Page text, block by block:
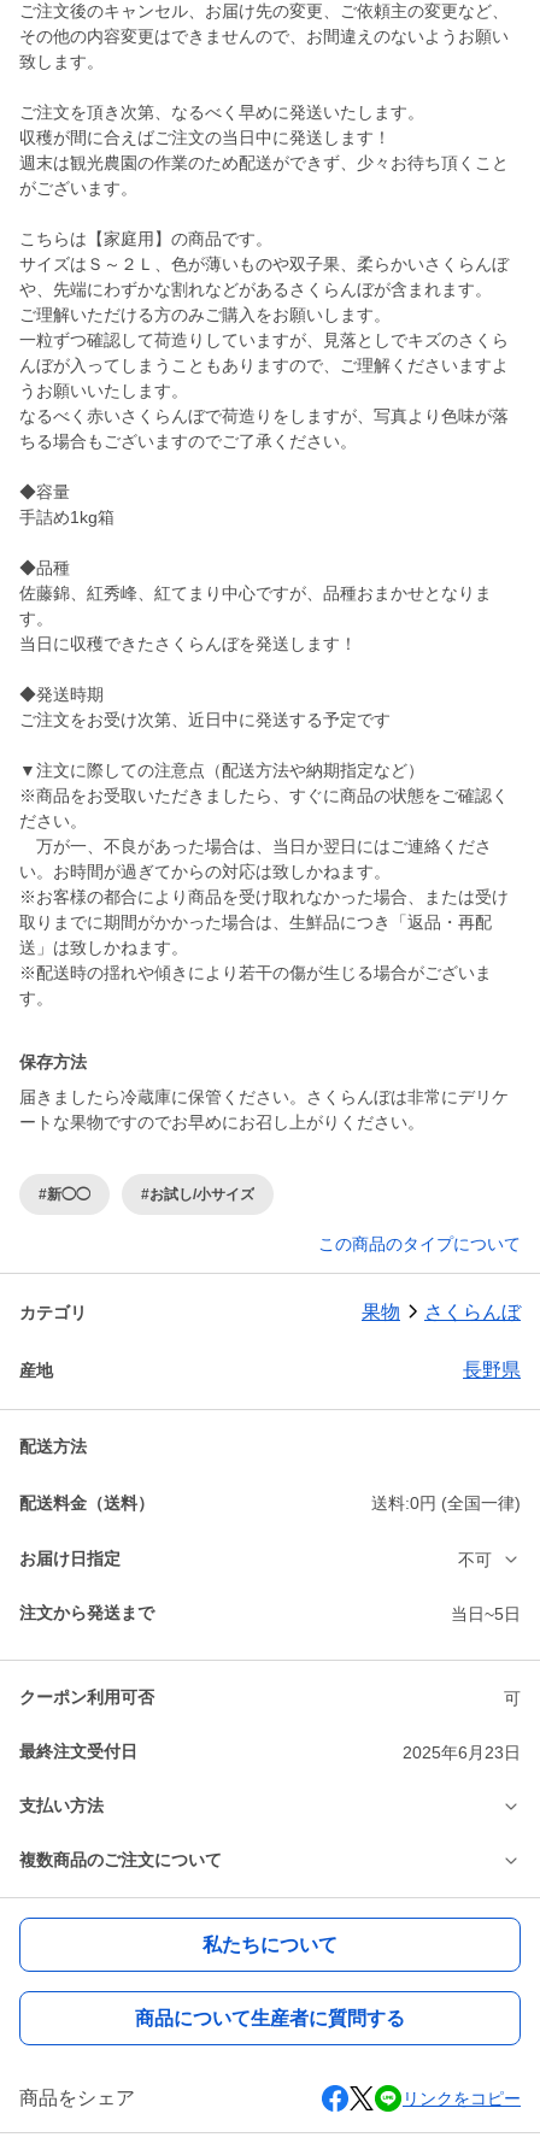
ご注文後のキャンセル、お届け先の変更、ご依頼主の変更など、
その他の内容変更はできませんので、お間違えのないようお願い
致します。
ご注文を頂き次第、なるべく早めに発送いたします。
収穫が間に合えばご注文の当日中に発送します！
週末は観光農園の作業のため配送ができず、少々お待ち頂くこと
がございます。
こちらは【家庭用】の商品です。
サイズはＳ～２Ｌ、色が薄いものや双子果、柔らかいさくらんぼ
や、先端にわずかな割れなどがあるさくらんぼが含まれます。
ご理解いただける方のみご購入をお願いします。
一粒ずつ確認して荷造りしていますが、見落としでキズのさくら
んぼが入ってしまうこともありますので、ご理解くださいますよ
うお願いいたします。
なるべく赤いさくらんぼで荷造りをしますが、写真より色味が落
ちる場合もございますのでご了承ください。
◆容量
手詰め1kg箱
◆品種
佐藤錦、紅秀峰、紅てまり中心ですが、品種おまかせとなりま
す。
当日に収穫できたさくらんぼを発送します！
◆発送時期
ご注文をお受け次第、近日中に発送する予定です
▼注文に際しての注意点（配送方法や納期指定など）
※商品をお受取いただきましたら、すぐに商品の状態をご確認く
ださい。
万が一、不良があった場合は、当日か翌日にはご連絡くださ
い。お時間が過ぎてからの対応は致しかねます。
※お客様の都合により商品を受け取れなかった場合、または受け
取りまでに期間がかかった場合は、生鮮品につき「返品・再配
送」は致しかねます。
※配送時の揺れや傾きにより若干の傷が生じる場合がございま
保存方法
届きましたら冷蔵庫に保管ください。さくらんぼは非常にデリケ
ートな果物ですのでお早めにお召し上がりください。
#新◯◯ #お試し/小サイズ
この商品のタイプについて
カテゴリ 果物 さくらんぼ
産地 長野県
配送方法
配送料金（送料） 送料:0円 (全国一律)
お届け日指定 不可
注文から発送まで 当日~5日
クーポン利用可否 可
最終注文受付日 2025年6月23日
支払い方法
複数商品のご注文について
私たちについて
商品について生産者に質問する
商品をシェア リンクをコピー